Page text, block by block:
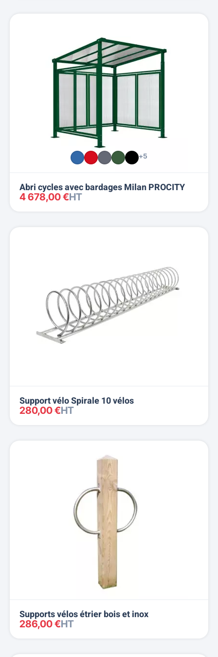
+5
Abri cycles avec bardages Milan PROCITY
4 678,00 €HT
Support vélo Spirale 10 vélos
280,00 €HT
Supports vélos étrier bois et inox
286,00 €HT